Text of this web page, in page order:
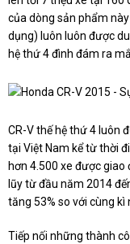
của dòng sản phẩm
dụng) luôn luôn được
hệ thứ 4 đình đám ra
CR-V thế hệ thứ 4 luôn
tại Việt Nam kể từ thời
hơn 4.500 xe được
lũy từ đầu năm 2014
tăng 53% so với cùng kì
Tiếp nối những thành